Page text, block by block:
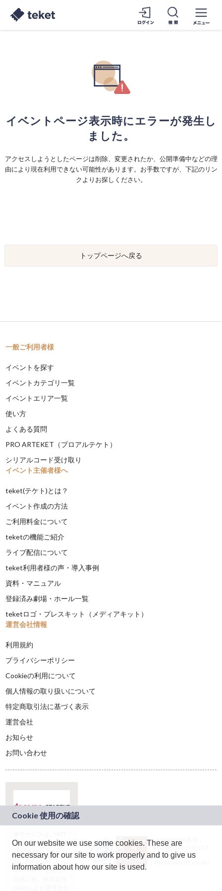
イベントページ表示時にエラーが発生し
ました。
アクセスしようとしたページは削除、変更されたか、公開準備中などの理
由により現在利用できない可能性があります。お手数ですが、下記のリン
クよりお探しください。
トップページへ戻る
一般ご利用者様
イベントを探す
イベントカテゴリ一覧
イベントエリア一覧
使い方
よくある質問
PRO ARTEKET（プロアルテケト）
シリアルコード受け取り
イベント主催者様へ
teket(テケト)とは？
イベント作成の方法
ご利用料金について
teketの機能ご紹介
ライブ配信について
teket利用者様の声・導入事例
資料・マニュアル
登録済み劇場・ホール一覧
teketロゴ・プレスキット（メディアキット）
運営会社情報
利用規約
プライバシーポリシー
Cookieの利用について
個人情報の取り扱いについて
特定商取引法に基づく表示
運営会社
お知らせ
お問い合わせ
ドコモグループの新
規事業創出プログラ
ム「docomo
STARTUP」を通じて
JASRAC許諾番号：
9024936001Y45037
JASRAC許諾番号：
On our website we use some cookies. These are
necessary for our site to work properly and to give us
information about how our site is used.